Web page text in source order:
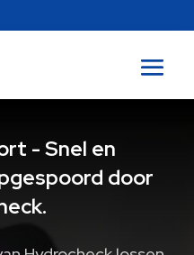
- Snel en
door